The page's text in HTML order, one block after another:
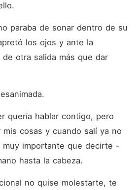
paraba de sonar dentro de su
los ojos y ante la
otra salida más que dar
quería hablar contigo, pero
cosas y cuando salí ya no
muy importante que decirte -
hasta la cabeza.
no quise molestarte, te